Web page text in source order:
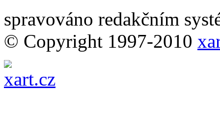
spravováno redakčním
© Copyright 1997-2010